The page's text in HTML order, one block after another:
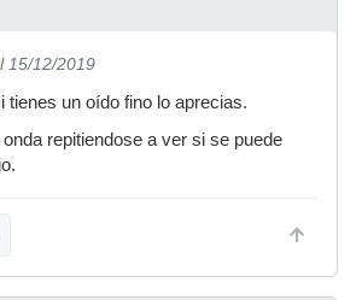
15/12/2019
tienes un oído fino lo aprecias.
repitiendose a ver si se puede